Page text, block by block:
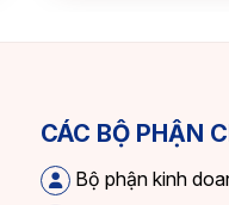
CÁC BỘ PHẬN
Bộ phận kinh